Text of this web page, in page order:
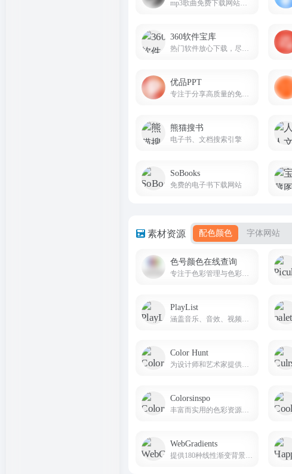
360软件宝库
优品PPT
熊猫搜书
电子书、文档搜索引擎
SoBooks
免费的电子书下载网站
素材资源 配色颜色 字体网站
色号颜色在线查询
PlayList
Color Hunt
Colorsinspo
WebGradients